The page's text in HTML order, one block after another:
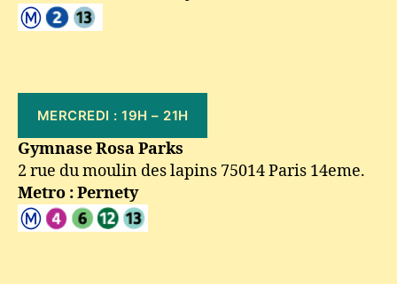
MERCREDI : 19H – 21H
Gymnase Rosa Parks
2 rue du moulin des lapins 75014 Paris 14eme.
Metro : Pernety